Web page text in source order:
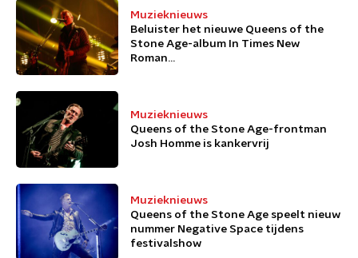
Muzieknieuws
Beluister het nieuwe Queens of the
Stone Age-album In Times New
Roman...
Muzieknieuws
Queens of the Stone Age-frontman
Josh Homme is kankervrij
Muzieknieuws
Queens of the Stone Age speelt nieuw
nummer Negative Space tijdens
festivalshow